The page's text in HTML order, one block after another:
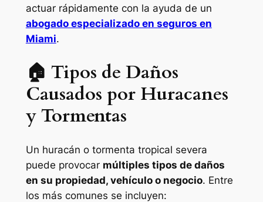
actuar rápidamente con la ayuda de un
abogado especializado en seguros en
Miami.
🏠 Tipos de Daños
Causados por Huracanes
y Tormentas
Un huracán o tormenta tropical severa
puede provocar múltiples tipos de daños
en su propiedad, vehículo o negocio. Entre
los más comunes se incluyen: